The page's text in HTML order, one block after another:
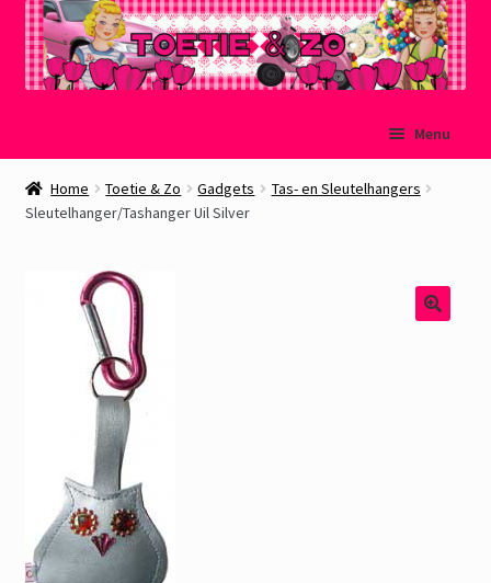
naar
navigatie
de
inhoud
Menu
Welkom
Winkelmand
Afrekenen
Over Toetie & Zo
Gastenboek
Home Toetie & Zo Gadgets
Tas- en Sleutelhangers
Sleutelhanger/Tashanger Uil Silver